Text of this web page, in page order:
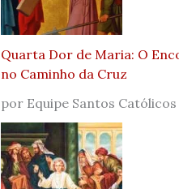
Quarta Dor de Maria: O
no Caminho da Cruz
por Equipe Santos Católicos